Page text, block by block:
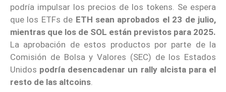
podría impulsar los precios de los tokens. Se espera
que los ETFs de ETH sean aprobados el 23 de julio,
mientras que los de SOL están previstos para 2025.
La aprobación de estos productos por parte de la
Comisión de Bolsa y Valores (SEC) de los Estados
Unidos podría desencadenar un rally alcista para el
resto de las altcoins